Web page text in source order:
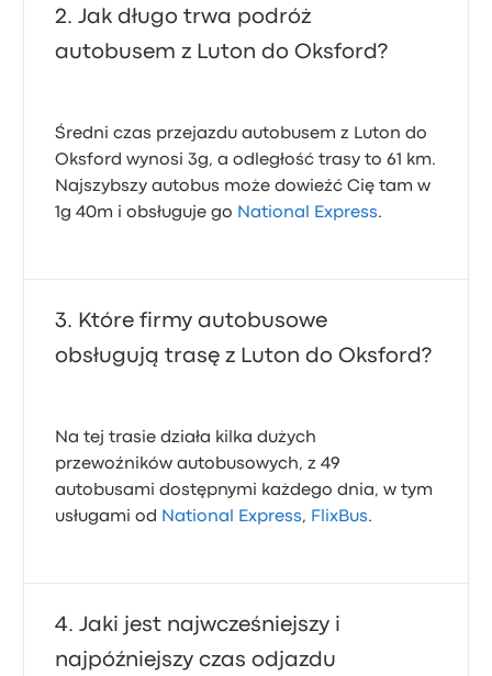
Jak długo trwa podróż
autobusem z Luton do Oksford?
Średni czas przejazdu autobusem z Luton do
Oksford wynosi 3g, a odległość trasy to 61 km.
Najszybszy autobus może dowieźć Cię tam w
1g 40m i obsługuje go National Express.
Które firmy autobusowe
obsługują trasę z Luton do Oksford?
Na tej trasie działa kilka dużych
przewoźników autobusowych, z 49
autobusami dostępnymi każdego dnia, w tym
usługami od National Express, FlixBus.
Jaki jest najwcześniejszy i
najpóźniejszy czas odjazdu